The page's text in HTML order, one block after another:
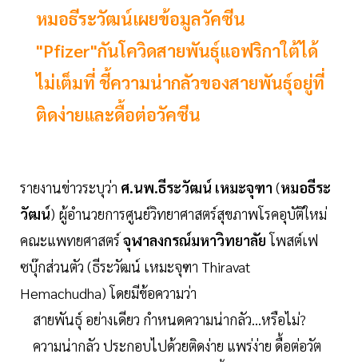
หมอธีระวัฒน์เผยข้อมูลวัคซีน
"Pfizer"กันโควิดสายพันธุ์แอฟริกาใต้ได้
ไม่เต็มที่ ชี้ความน่ากลัวของสายพันธุ์อยู่ที่
ติดง่ายและดื้อต่อวัคซีน
รายงานข่าวระบุว่า ศ.นพ.ธีระวัฒน์ เหมะจุฑา (หมอธีระ
วัฒน์) ผู้อำนวยการศูนย์วิทยาศาสตร์สุขภาพโรคอุบัติใหม่
คณะแพทยศาสตร์ จุฬาลงกรณ์มหาวิทยาลัยโพสต์เฟ
ซบุ๊กส่วนตัว (ธีระวัฒน์ เหมะจุฑา Thiravat
Hemachudha) โดยมีข้อความว่า
สายพันธุ์ อย่างเดียว กำหนดความน่ากลัว...หรือไม่?
ความน่ากลัว ประกอบไปด้วยติดง่าย แพร่ง่าย ดื้อต่อวัต